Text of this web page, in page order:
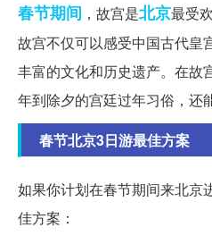
春节期间 ，故宫是北京最受
故宫不仅可以感受中国古代皇
丰富的文化和历史遗产。在故
年到除夕的宫廷过年习俗，还
春节北京3日游最佳方案
如果你计划在春节期间来北京
佳方案：